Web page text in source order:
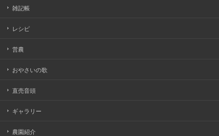
雑記帳
レシピ
営農
おやさいの歌
直売音頭
ギャラリー
農園紹介